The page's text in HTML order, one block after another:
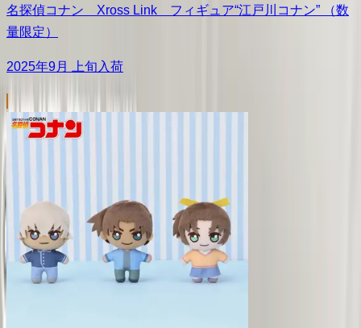
名探偵コナン Xross Link フィギュア“江戸川コナン” （数
量限定）
2025年9月 上旬入荷